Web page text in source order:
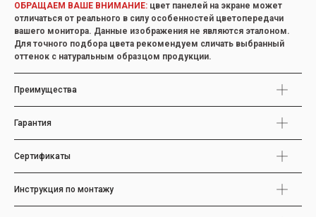
ОБРАЩАЕМ ВАШЕ ВНИМАНИЕ: цвет панелей на экране может
отличаться от реального в силу особенностей цветопередачи
вашего монитора. Данные изображения не являются эталоном.
Для точного подбора цвета рекомендуем сличать выбранный
оттенок с натуральным образцом продукции.
Преимущества
Гарантия
Сертификаты
Инструкция по монтажу